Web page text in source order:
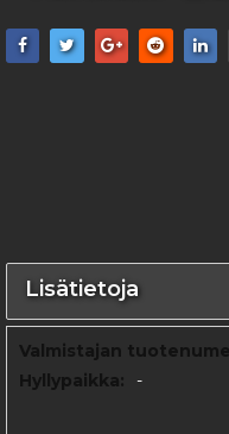
Lisätietoja
Lisätietoja
-